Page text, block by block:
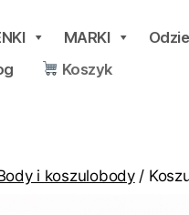
MARKI
Koszyk
i koszulobody/